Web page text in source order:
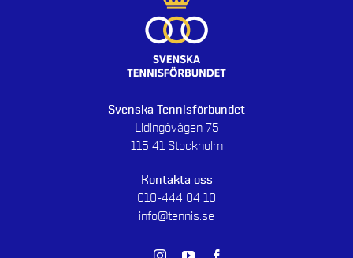
Svenska Tennisförbundet
Lidingövägen 75
115 41 Stockholm
Kontakta oss
010-444 04 10
info@tennis.se